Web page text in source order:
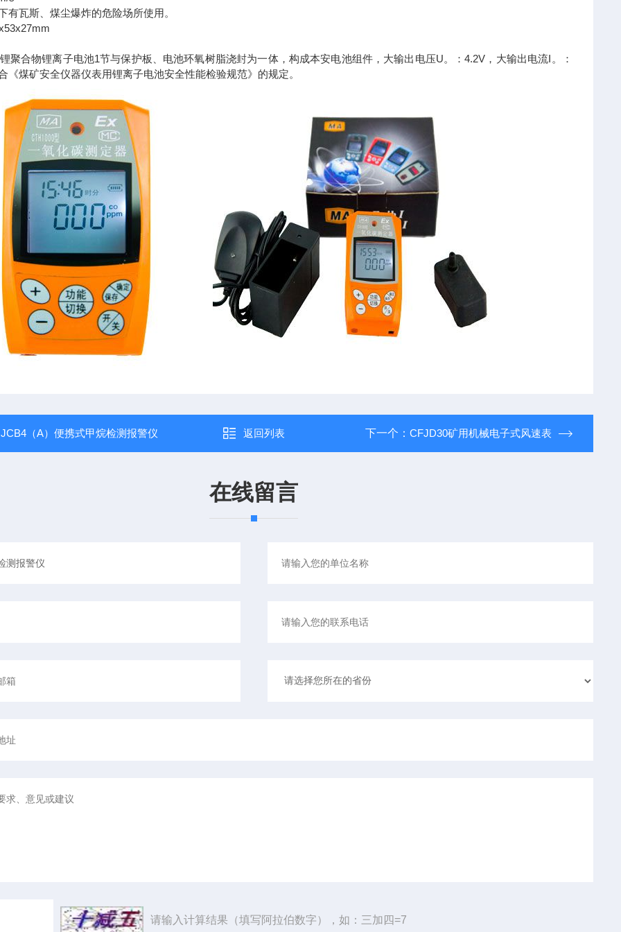
有瓦斯、煤尘爆炸的危险场所使用。
合物锂离子电池1节与保护板、电池环氧树脂浇封为一体，构成本安电池组件，大输出电压U。：4.2V，大输出电流I。：
《煤矿安全仪器仪表用锂离子电池安全性能检验规范》的规定。
JCB4（A）便携式甲烷检测报警仪 返回列表 下一个： CFJD30矿用机械电子式风速表
在线留言
请输入计算结果（填写阿拉伯数字），如：三加四=7